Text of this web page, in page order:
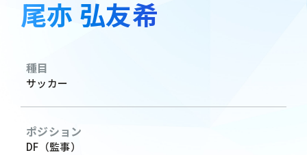
尾亦 弘友希
種目
サッカー
ポジション
DF（監事）